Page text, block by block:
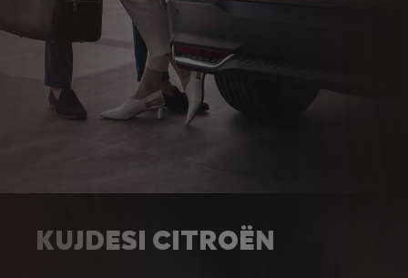
KUJDESI CITROËN